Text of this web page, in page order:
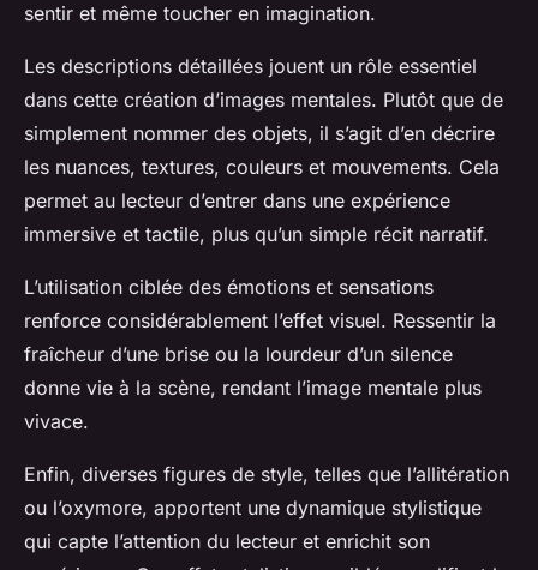
sentir et même toucher en imagination.
Les descriptions détaillées jouent un rôle essentiel
dans cette création d’images mentales. Plutôt que de
simplement nommer des objets, il s’agit d’en décrire
les nuances, textures, couleurs et mouvements. Cela
permet au lecteur d’entrer dans une expérience
immersive et tactile, plus qu’un simple récit narratif.
L’utilisation ciblée des émotions et sensations
renforce considérablement l’effet visuel. Ressentir la
fraîcheur d’une brise ou la lourdeur d’un silence
donne vie à la scène, rendant l’image mentale plus
vivace.
Enfin, diverses figures de style, telles que l’allitération
ou l’oxymore, apportent une dynamique stylistique
qui capte l’attention du lecteur et enrichit son